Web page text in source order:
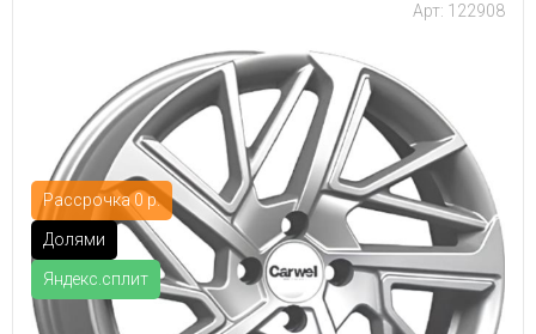
Рассрочка 0 р.
Долями
Яндекс.сплит
Арт: 122908